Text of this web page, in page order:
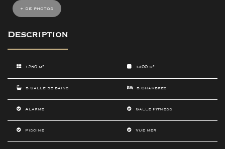
+ de photos
Description
1250 m² 1400 m²
5 Salle de bains 5 Chambres
Alarme Salle Fitness
Piscine Vue mer